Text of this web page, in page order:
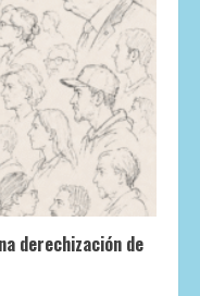
derechización de